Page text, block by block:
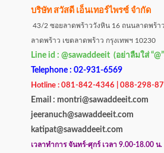
บริษัท สวัสดี เอ็นเทอร์ไพรซ์ จำกัด
43/2 ซอยลาดพร้าววังหิน 16 ถนนลาดพร้า
ลาดพร้าว เขตลาดพร้าว กรุงเทพฯ 10230
Line id : @sawaddeeit (อย่าลืมใส่
Telephone : 02-931-6569
Hotline : 081-842-4346 | 088-298-
Email : montri@sawaddeeit.com
jeeranuch@sawaddeeit.com
katipat@sawaddeeit.com
เวลาทำการ จันทร์-ศุกร์ เวลา 9.00-18.00 น.